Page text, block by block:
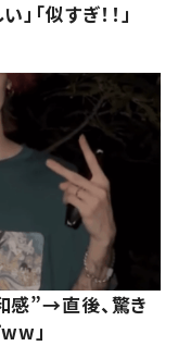
「似すぎ！！」
感”→直後、驚き
」